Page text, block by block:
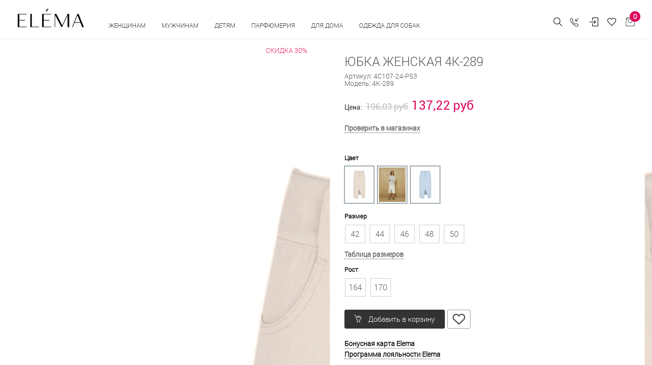
ЖЕНЩИНАМ МУЖЧИНАМ ДЕТЯМ ПАРФЮМЕРИЯ ДЛЯ ДОМА ОДЕЖДА ДЛЯ СОБАК
0
СКИДКА 30%
ЮБКА ЖЕНСКАЯ 4К-289
Артикул: 4С107-24-Р53
Модель: 4К-289
Цена: 196,03 руб 137,22 руб
Проверить в магазинах
Цвет
Размер
42 44 46 48 50
Таблица размеров
Рост
164 170
Добавить в корзину
Бонусная карта Elema
Программа лояльности Elema